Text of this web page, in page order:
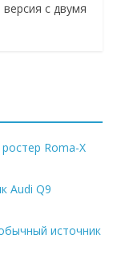
с двумя
Roma-X
Audi Q9
источник